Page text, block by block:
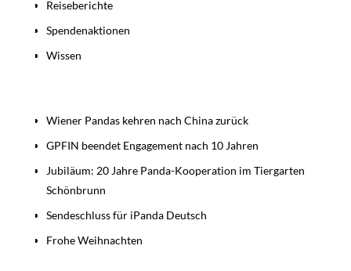
Reiseberichte
Spendenaktionen
Wissen
Wiener Pandas kehren nach China zurück
GPFIN beendet Engagement nach 10 Jahren
Jubiläum: 20 Jahre Panda-Kooperation im Tiergarten
Schönbrunn
Sendeschluss für iPanda Deutsch
Frohe Weihnachten